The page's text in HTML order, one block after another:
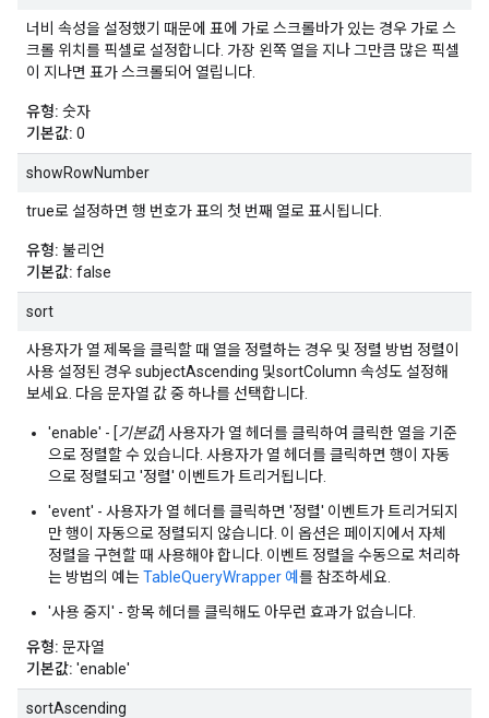
너비 속성을 설정했기 때문에 표에 가로 스크롤바가 있는 경우 가로 스
크롤 위치를 픽셀로 설정합니다. 가장 왼쪽 열을 지나 그만큼 많은 픽셀
이 지나면 표가 스크롤되어 열립니다.
유형: 숫자
기본값: 0
showRowNumber
true로 설정하면 행 번호가 표의 첫 번째 열로 표시됩니다.
유형: 불리언
기본값: false
sort
사용자가 열 제목을 클릭할 때 열을 정렬하는 경우 및 정렬 방법 정렬이
사용 설정된 경우 subjectAscending 및sortColumn 속성도 설정해
보세요. 다음 문자열 값 중 하나를 선택합니다.
'enable' - [기본값] 사용자가 열 헤더를 클릭하여 클릭한 열을 기준
으로 정렬할 수 있습니다. 사용자가 열 헤더를 클릭하면 행이 자동
으로 정렬되고 '정렬' 이벤트가 트리거됩니다.
'event' - 사용자가 열 헤더를 클릭하면 '정렬' 이벤트가 트리거되지
만 행이 자동으로 정렬되지 않습니다. 이 옵션은 페이지에서 자체
정렬을 구현할 때 사용해야 합니다. 이벤트 정렬을 수동으로 처리하
는 방법의 예는TableQueryWrapper 예 를 참조하세요.
'사용 중지' - 항목 헤더를 클릭해도 아무런 효과가 없습니다.
유형: 문자열
기본값: 'enable'
sortAscending